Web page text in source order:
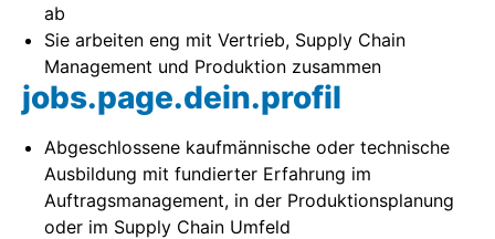
ab
Sie arbeiten eng mit Vertrieb, Supply Chain
Management und Produktion zusammen
jobs.page.dein.profil
Abgeschlossene kaufmännische oder technische
Ausbildung mit fundierter Erfahrung im
Auftragsmanagement, in der Produktionsplanung
oder im Supply Chain Umfeld